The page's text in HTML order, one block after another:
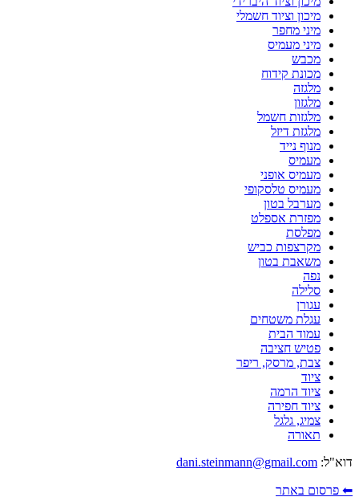
מיכון וציוד חשמלי
מיני מחפר
מיני מעמיס
מכבש
מכונת קידוח
מלגזה
מלגזון
מלגזות חשמל
מלגזת דיזל
מנוף נייד
מעמיס
מעמיס אופני
מעמיס טלסקופי
מערבל בטון
מפזרת אספלט
מפלסת
מקרצפות כביש
משאבת בטון
נפה
סלילה
עגורן
עגלת משטחים
עמוד הבית
פטיש חציבה
צבת, מרסק, ריפר
ציוד
ציוד הרמה
ציוד חפירה
צמיג, גלגל
תאורה
דוא"ל: dani.steinmann@gmail.com
⬅ פרסום באתר